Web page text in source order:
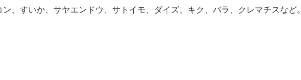
、すいか、サヤエンドウ、サトイモ、ダイズ、キク、バラ、クレマチスなど。